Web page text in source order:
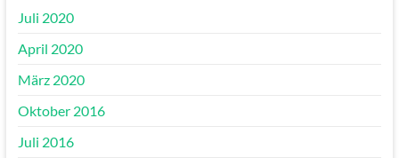
Juli 2020
April 2020
März 2020
Oktober 2016
Juli 2016